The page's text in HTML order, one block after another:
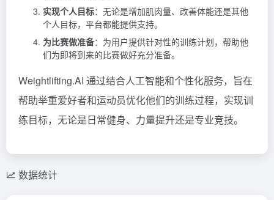
实现个人目标：无论是增加肌肉量、改善体能还是其他
个人目标，平台都能提供支持。
为比赛做准备：为用户提供针对性的训练计划，帮助他
们为即将到来的比赛做好充分准备。
Weightlifting.AI 通过结合人工智能和个性化服务，旨在
帮助举重爱好者和运动员优化他们的训练过程，实现训
练目标，无论是日常健身、力量提升还是专业竞技。
数据统计